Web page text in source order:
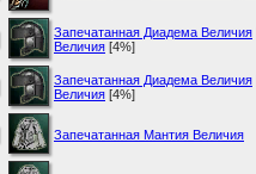
Запечатанная Диадема Величия
Величия [4%]
Запечатанная Диадема Величия
Величия [4%]
Запечатанная Мантия Величия